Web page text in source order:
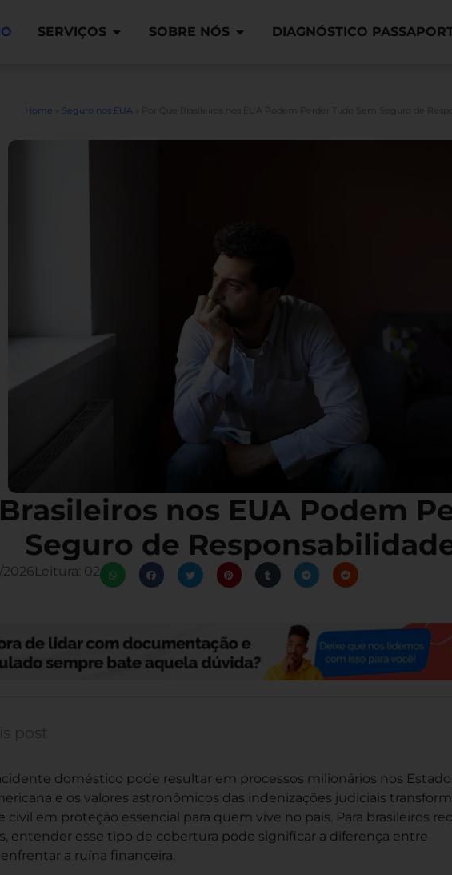
SERVIÇOS SOBRE NÓS DIAGNÓSTICO
Home Seguro nos EUA» Por Que Brasileiros nos EUA Podem Perder Tudo Sem Seguro de
nos EUA Podem
Seguro de
2026Leitura: 02
doméstico pode resultar em processos milionários nos
e os valores astronômicos das indenizações judiciais
em proteção essencial para quem vive no país. Para brasileiros
entender esse tipo de cobertura pode significar a diferença entre
a ruína financeira.